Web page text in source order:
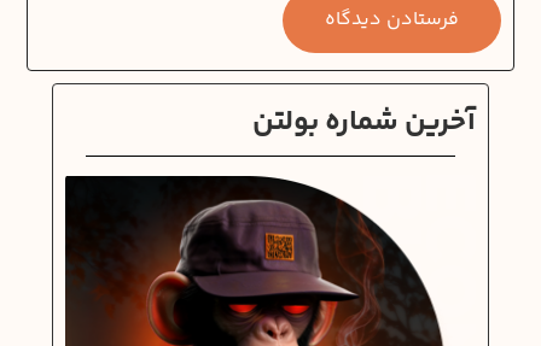
آخرین شماره بولتن